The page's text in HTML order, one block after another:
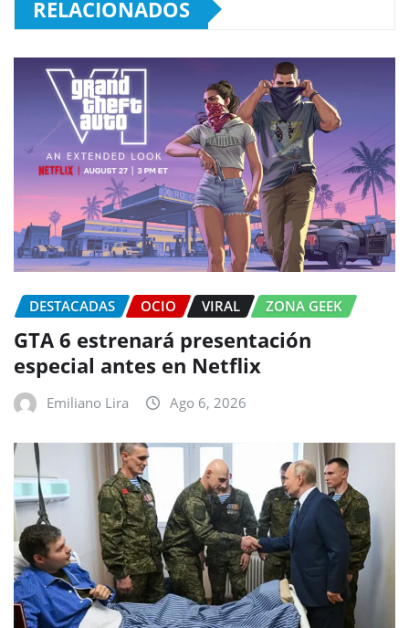
RELACIONADOS
DESTACADAS OCIO VIRAL ZONA GEEK
GTA 6 estrenará presentación
especial antes en Netflix
Emiliano Lira Ago 6, 2026